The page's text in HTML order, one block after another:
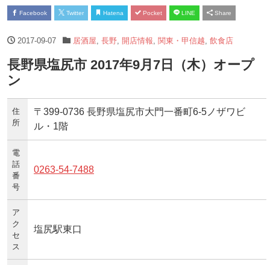
Facebook Twitter Hatena Pocket LINE Share
2017-09-07 居酒屋 長野, 開店情報 関東・甲信越 飲食店
長野県塩尻市 2017年9月7日（木）オープ
ン
住
所
〒399-0736 長野県塩尻市大門一番町6-5ノザワビ
ル・1階
電
話
番
号
0263-54-7488
ア
ク
セ
ス
塩尻駅東口